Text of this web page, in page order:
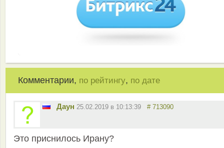
Комментарии, по рейтингу, по дате
Даун 25.02.2019 в 10:13:39 # 713090
Это приснилось Ирану?